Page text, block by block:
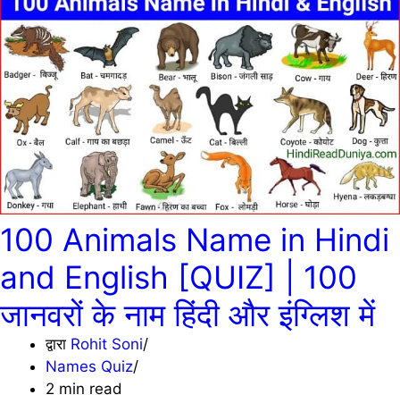
100 Animals Name in Hindi
and English [QUIZ] | 100
जानवरों के नाम हिंदी और इंग्लिश में
द्वारा Rohit Soni
Names Quiz
2 min read